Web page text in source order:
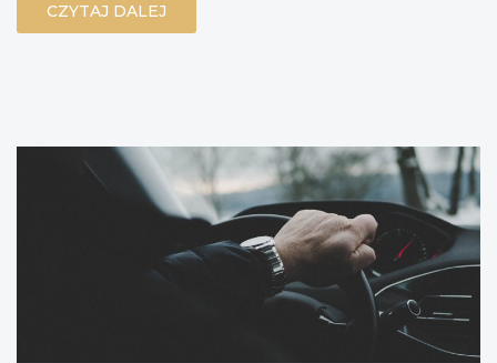
CZYTAJ DALEJ